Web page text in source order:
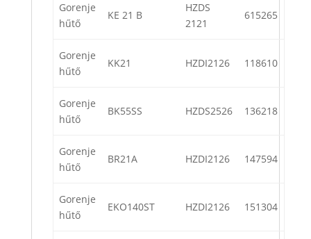
Gorenje
hűtő
KE 21 B
HZDS
2121
615265
Gorenje
hűtő
KK21 HZDI2126 118610
Gorenje
hűtő
BK55SS HZDS2526 136218
Gorenje
hűtő
BR21A HZDI2126 147594
Gorenje
hűtő
EKO140ST HZDI2126 151304